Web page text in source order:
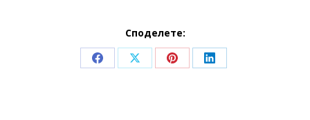
Споделете:
Share Share Share Share